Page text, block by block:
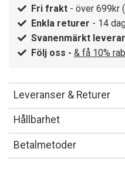
Fri frakt - över 699kr
Enkla returer - 14
Svanenmärkt
Följ oss - & få 10%
Leveranser & Returer
Hållbarhet
Betalmetoder